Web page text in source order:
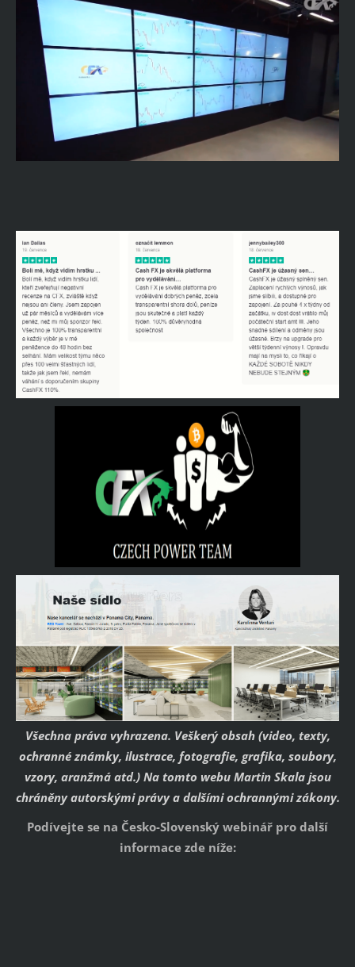
Všechna práva vyhrazena. Veškerý obsah (video, texty,
ochranné známky, ilustrace, fotografie, grafika, soubory,
vzory, aranžmá atd.) Na tomto webu Martin Skala jsou
chráněny autorskými právy a dalšími ochrannými zákony.
Podívejte se na Česko-Slovenský webinář pro další
informace zde níže: